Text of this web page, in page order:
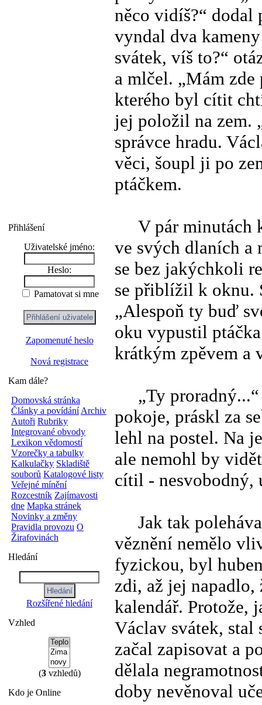
Přihlášení
Uživatelské jméno:
Heslo:
Pamatovat si mne
Zapomenuté heslo
Nová registrace
Kam dále?
Domovská stránka
Články a povídání Archiv
Autoři Rubriky
Integrované obvody
Lexikon vědomostí
Vzorečky a tabulky
Kalkulačky Skladiště
souborů Katalogové listy
Veřejné mínění
Rozcestník Zajímavosti
dne Mapka stránek
Novinky a změny
Pravidla provozu O
Žirafovinách
Hledání
Rozšířené hledání
Vzhled
(3vzhledů)
Kdo je Online
něco vidíš?“ dodal
vyndal dva
svátek, víš to?“
a mlčel. „Mám zde
kterého byl cítit
jej položil na zem.
správce hradu.
věci, šoupl ji po
ptáčkem.
V pár minutách
ve svých dlaních a
se bez jakýchkoli
se přiblížil k oknu.
„Alespoň ty buď
oku vypustil
krátkým zpěvem a
„Ty proradný...“
pokoje, práskl za
lehl na postel. Na
ale nemohl by
cítil - nesvobodný,
Jak tak
věznění nemělo
fyzickou, byl
zdi, až jej
kalendář. Protože,
Václav svátek, stal
začal zapisovat a
dělala
doby nevěnoval